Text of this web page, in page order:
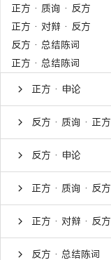
正方 · 质询 · 反方
正方 · 对辩 · 反方
反方 · 总结陈词
正方 · 总结陈词
正方 · 申论
反方 · 质询 · 正方
反方 · 申论
正方 · 质询 · 反方
正方 · 对辩 · 反方
反方 · 总结陈词